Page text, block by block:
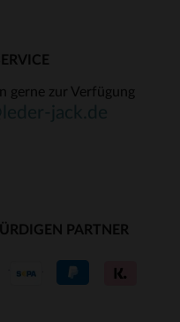
gerne zur Verfügung
PARTNER